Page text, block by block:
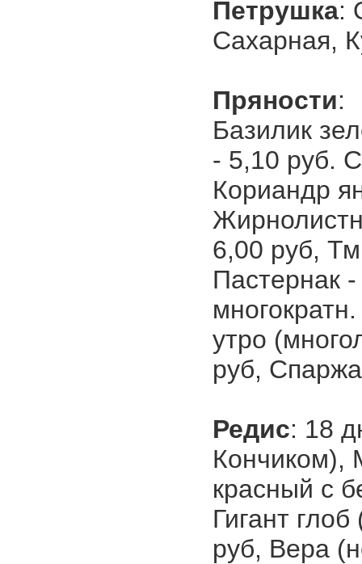
Петрушка:
Сахарная,
Пряности:
Базилик
- 5,10 руб.
Кориандр
6,00 руб,
Пастернак
утро
руб,
Редис: 18
Кончиком),
красный с
Гигант
руб, Вера